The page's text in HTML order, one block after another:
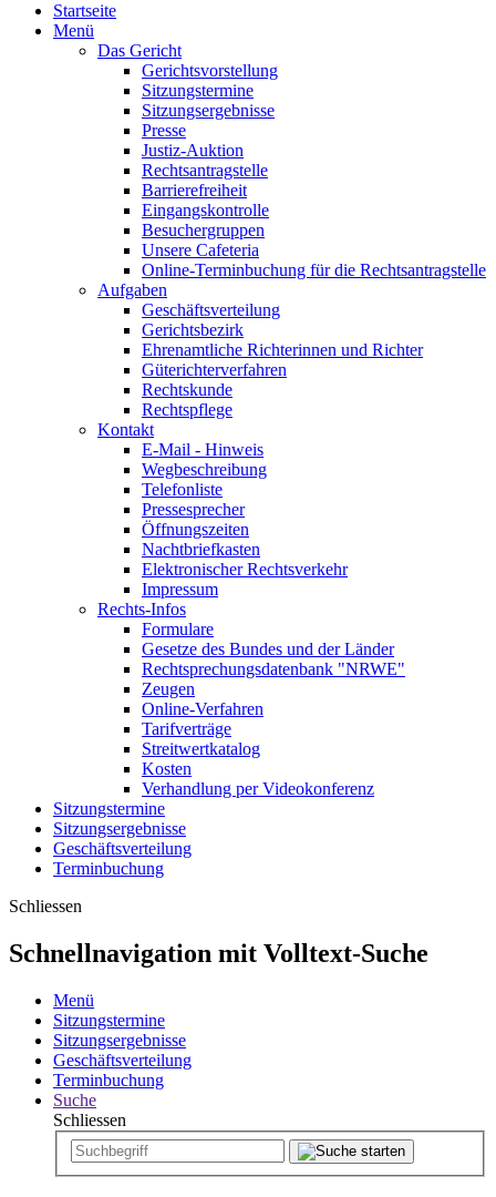
Startseite
Menü
Das Gericht
Gerichtsvorstellung
Sitzungstermine
Sitzungsergebnisse
Presse
Justiz-Auktion
Rechtsantragstelle
Barrierefreiheit
Eingangskontrolle
Besuchergruppen
Unsere Cafeteria
Online-Terminbuchung für die Rechtsantragstelle
Aufgaben
Geschäftsverteilung
Gerichtsbezirk
Ehrenamtliche Richterinnen und Richter
Güterichterverfahren
Rechtskunde
Rechtspflege
Kontakt
E-Mail - Hinweis
Wegbeschreibung
Telefonliste
Pressesprecher
Öffnungszeiten
Nachtbriefkasten
Elektronischer Rechtsverkehr
Impressum
Rechts-Infos
Formulare
Gesetze des Bundes und der Länder
Rechtsprechungsdatenbank "NRWE"
Zeugen
Online-Verfahren
Tarifverträge
Streitwertkatalog
Kosten
Verhandlung per Videokonferenz
Sitzungstermine
Sitzungsergebnisse
Geschäftsverteilung
Terminbuchung
Schliessen
Schnellnavigation mit Volltext-Suche
Menü
Sitzungstermine
Sitzungsergebnisse
Geschäftsverteilung
Terminbuchung
Suche
Schliessen